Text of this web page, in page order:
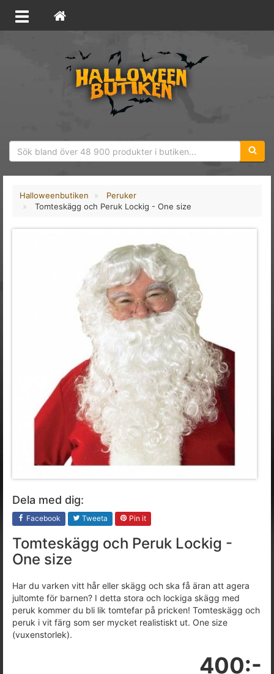
Halloweenbutiken
Peruker
Tomteskägg och Peruk Lockig - One size
Dela med dig:
Facebook Tweeta Pin it
Tomteskägg och Peruk Lockig -
One size
Har du varken vitt hår eller skägg och ska få äran att agera
jultomte för barnen? I detta stora och lockiga skägg med
peruk kommer du bli lik tomtefar på pricken! Tomteskägg och
peruk i vit färg som ser mycket realistiskt ut. One size
(vuxenstorlek).
400:-